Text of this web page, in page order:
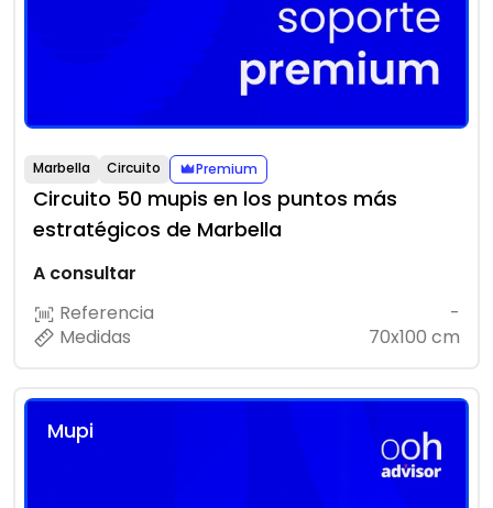
Marbella Circuito Premium
Circuito 50 mupis en los puntos más
estratégicos de Marbella
A consultar
Referencia
-
Medidas
70x100 cm
Mupi